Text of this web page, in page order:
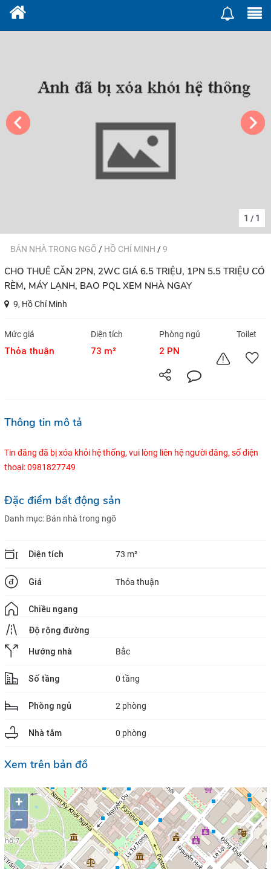
1 / 1
BÁN NHÀ TRONG NGÕ / HỒ CHÍ MINH /9
CHO THUÊ CĂN 2PN, 2WC GIÁ 6.5 TRIỆU, 1PN 5.5 TRIỆU CÓ
RÈM, MÁY LẠNH, BAO PQL XEM NHÀ NGAY
9, Hồ Chí Minh
Mức giá
Thỏa thuận
Diện tích
73 m²
Phòng ngủ
2 PN
Toilet
Thông tin mô tả
Tin đăng đã bị xóa khỏi hệ thống, vui lòng liên hệ người đăng, số điện
thoại: 0981827749
Đặc điểm bất động sản
Danh mục: Bán nhà trong ngõ
Diện tích 73 m²
Giá Thỏa thuận
Chiều ngang
Độ rộng đường
Hướng nhà
Bắc
Số tầng 0 tầng
Phòng ngủ 2 phòng
Nhà tắm 0 phòng
Xem trên bản đồ
+
–